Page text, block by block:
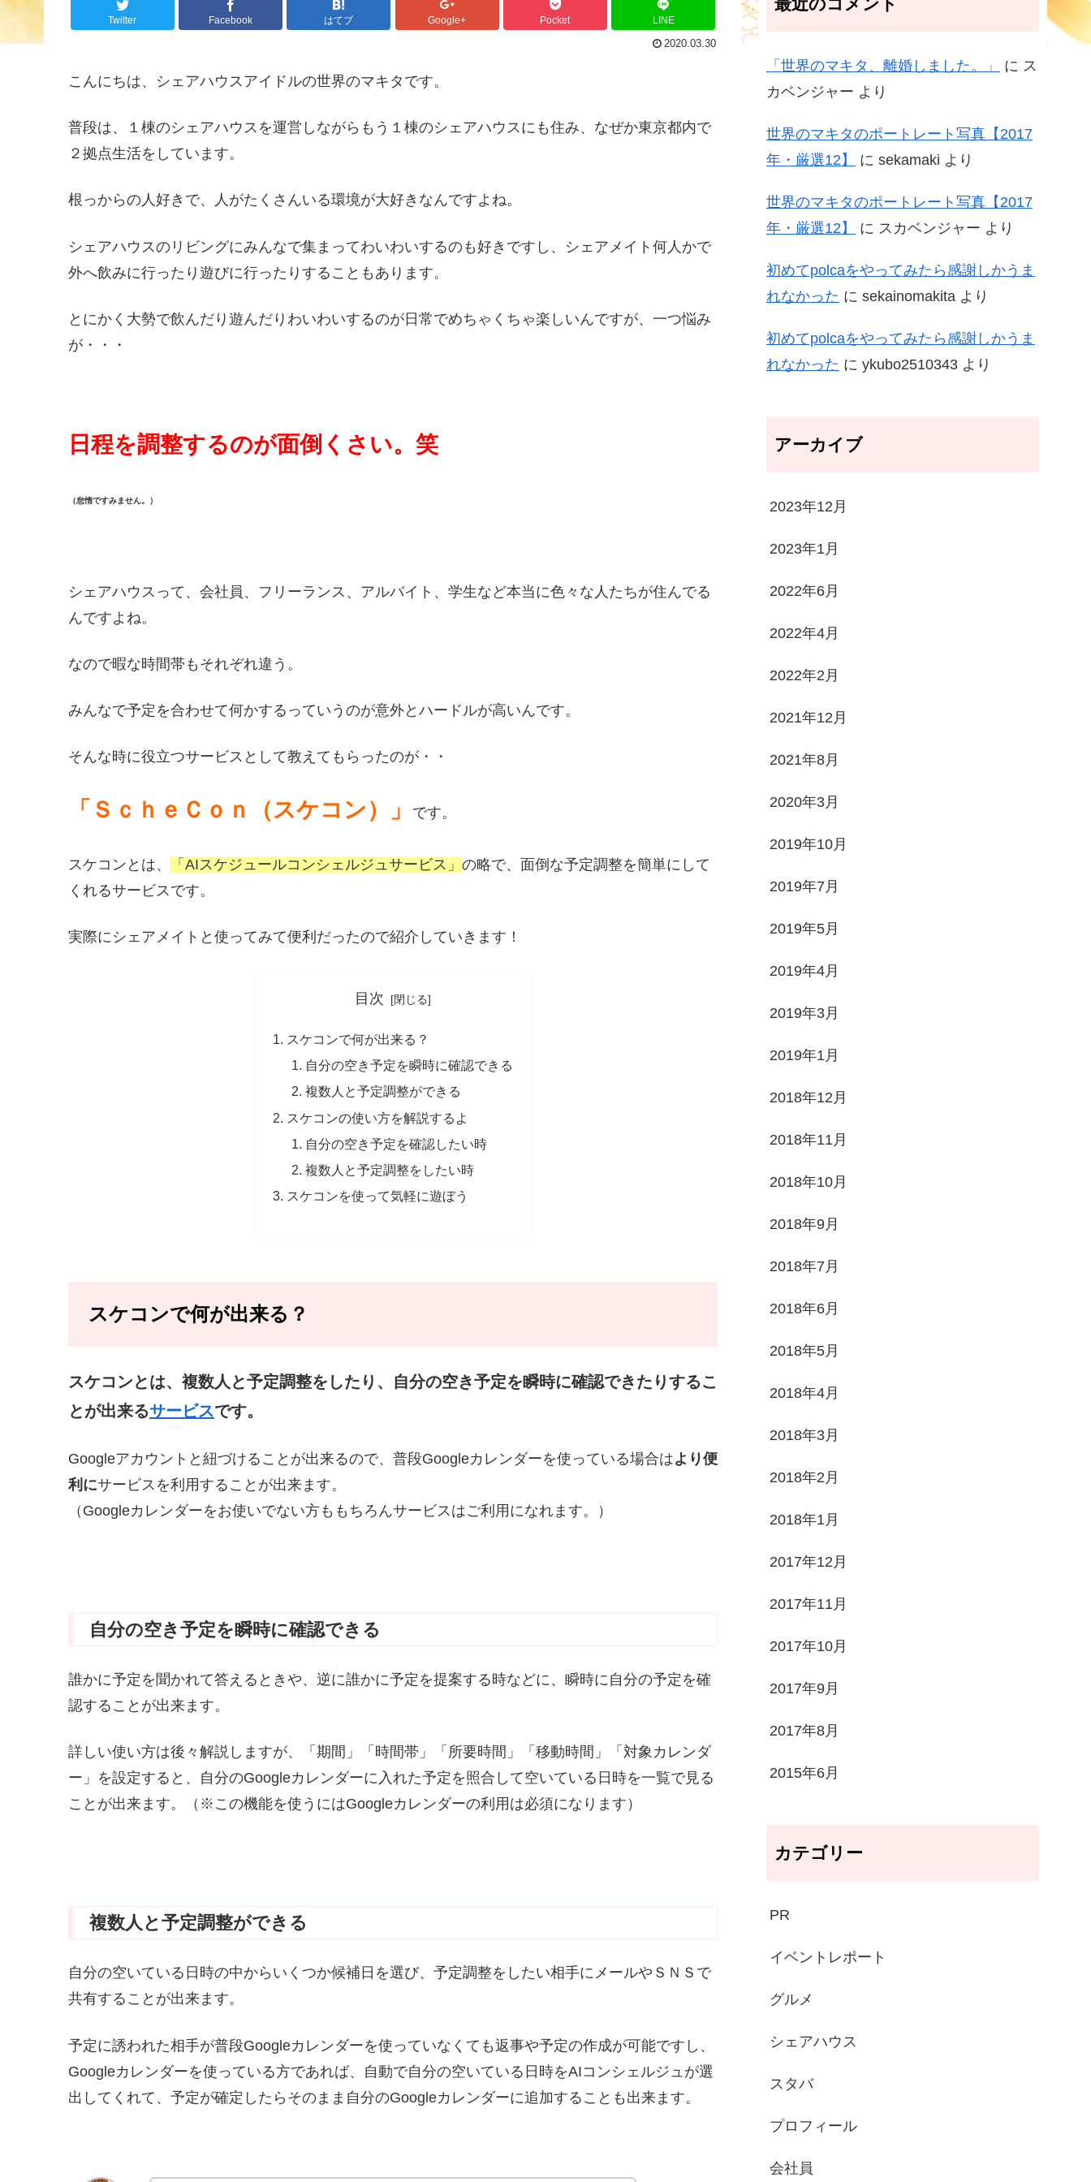
Twitter Facebook はてブ Google+ Pocket LINE
2020.03.30
こんにちは、シェアハウスアイドルの世界のマキタです。
普段は、１棟のシェアハウスを運営しながらもう１棟のシェアハウスにも住み、なぜか東京都内で
２拠点生活をしています。
根っからの人好きで、人がたくさんいる環境が大好きなんですよね。
シェアハウスのリビングにみんなで集まってわいわいするのも好きですし、シェアメイト何人かで
外へ飲みに行ったり遊びに行ったりすることもあります。
とにかく大勢で飲んだり遊んだりわいわいするのが日常でめちゃくちゃ楽しいんですが、一つ悩み
が・・・
日程を調整するのが面倒くさい。笑
（怠惰ですみません。）
シェアハウスって、会社員、フリーランス、アルバイト、学生など本当に色々な人たちが住んでる
んですよね。
なので暇な時間帯もそれぞれ違う。
みんなで予定を合わせて何かするっていうのが意外とハードルが高いんです。
そんな時に役立つサービスとして教えてもらったのが・・
「ＳｃｈｅＣｏｎ（スケコン）」 です。
スケコンとは、 「AIスケジュールコンシェルジュサービス」 の略で、面倒な予定調整を簡単にして
くれるサービスです。
実際にシェアメイトと使ってみて便利だったので紹介していきます！
目次
スケコンで何が出来る？
自分の空き予定を瞬時に確認できる
複数人と予定調整ができる
スケコンの使い方を解説するよ
自分の空き予定を確認したい時
複数人と予定調整をしたい時
スケコンを使って気軽に遊ぼう
スケコンで何が出来る？
スケコンとは、複数人と予定調整をしたり、自分の空き予定を瞬時に確認できたりするこ
とが出来るサービスです。
Googleアカウントと紐づけることが出来るので、普段Googleカレンダーを使っている場合はより便
利にサービスを利用することが出来ます。
（Googleカレンダーをお使いでない方ももちろんサービスはご利用になれます。）
自分の空き予定を瞬時に確認できる
誰かに予定を聞かれて答えるときや、逆に誰かに予定を提案する時などに、瞬時に自分の予定を確
認することが出来ます。
詳しい使い方は後々解説しますが、「期間」「時間帯」「所要時間」「移動時間」「対象カレンダ
ー」を設定すると、自分のGoogleカレンダーに入れた予定を照合して空いている日時を一覧で見る
ことが出来ます。（※この機能を使うにはGoogleカレンダーの利用は必須になります）
複数人と予定調整ができる
自分の空いている日時の中からいくつか候補日を選び、予定調整をしたい相手にメールやＳＮＳで
共有することが出来ます。
予定に誘われた相手が普段Googleカレンダーを使っていなくても返事や予定の作成が可能ですし、
Googleカレンダーを使っている方であれば、自動で自分の空いている日時をAIコンシェルジュが選
出してくれて、予定が確定したらそのまま自分のGoogleカレンダーに追加することも出来ます。
「世界のマキタ、離婚しました。」 に ス
カベンジャー より
世界のマキタのポートレート写真【2017
年・厳選12】
に sekamaki より
世界のマキタのポートレート写真【2017
年・厳選12】
に スカベンジャー より
初めてpolcaをやってみたら感謝しかうま
れなかった に sekainomakita より
初めてpolcaをやってみたら感謝しかうま
れなかった に ykubo2510343 より
アーカイブ
2023年12月
2023年1月
2022年6月
2022年4月
2022年2月
2021年12月
2021年8月
2020年3月
2019年10月
2019年7月
2019年5月
2019年4月
2019年3月
2019年1月
2018年12月
2018年11月
2018年10月
2018年9月
2018年7月
2018年6月
2018年5月
2018年4月
2018年3月
2018年2月
2018年1月
2017年12月
2017年11月
2017年10月
2017年9月
2017年8月
2015年6月
カテゴリー
PR
イベントレポート
グルメ
シェアハウス
スタバ
プロフィール
会社員